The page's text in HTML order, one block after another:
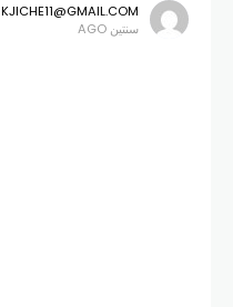
KJICHE11@GMAIL.COM
سنتين AGO